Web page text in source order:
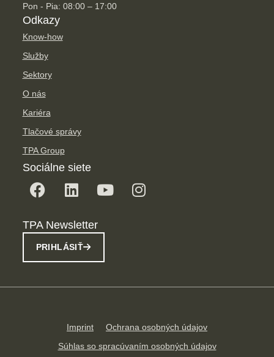
Pon - Pia: 08:00 – 17:00
Odkazy
Know-how
Služby
Sektory
O nás
Kariéra
Tlačové správy
TPA Group
Sociálne siete
TPA Newsletter
PRIHLÁSIŤ
Imprint
Ochrana osobných údajov
Súhlas so spracúvaním osobných údajov